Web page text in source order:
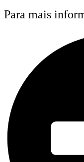
Para mais